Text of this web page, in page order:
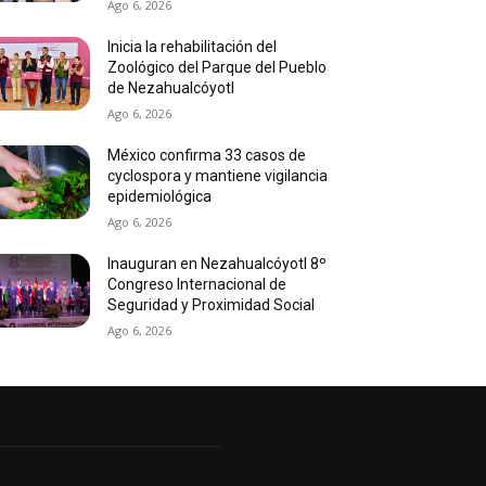
Ago 6, 2026
Inicia la rehabilitación del
Zoológico del Parque del Pueblo
de Nezahualcóyotl
Ago 6, 2026
México confirma 33 casos de
cyclospora y mantiene vigilancia
epidemiológica
Ago 6, 2026
Inauguran en Nezahualcóyotl 8º
Congreso Internacional de
Seguridad y Proximidad Social
Ago 6, 2026